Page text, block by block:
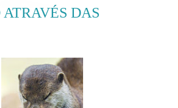
DAS